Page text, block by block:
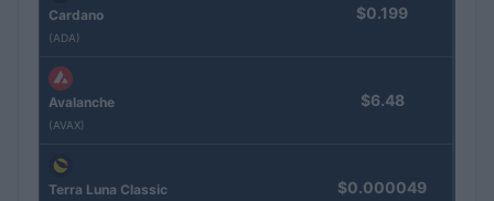
Cardano
(ADA)
$0.199
Avalanche
(AVAX)
$6.48
Terra Luna Classic $0.000049